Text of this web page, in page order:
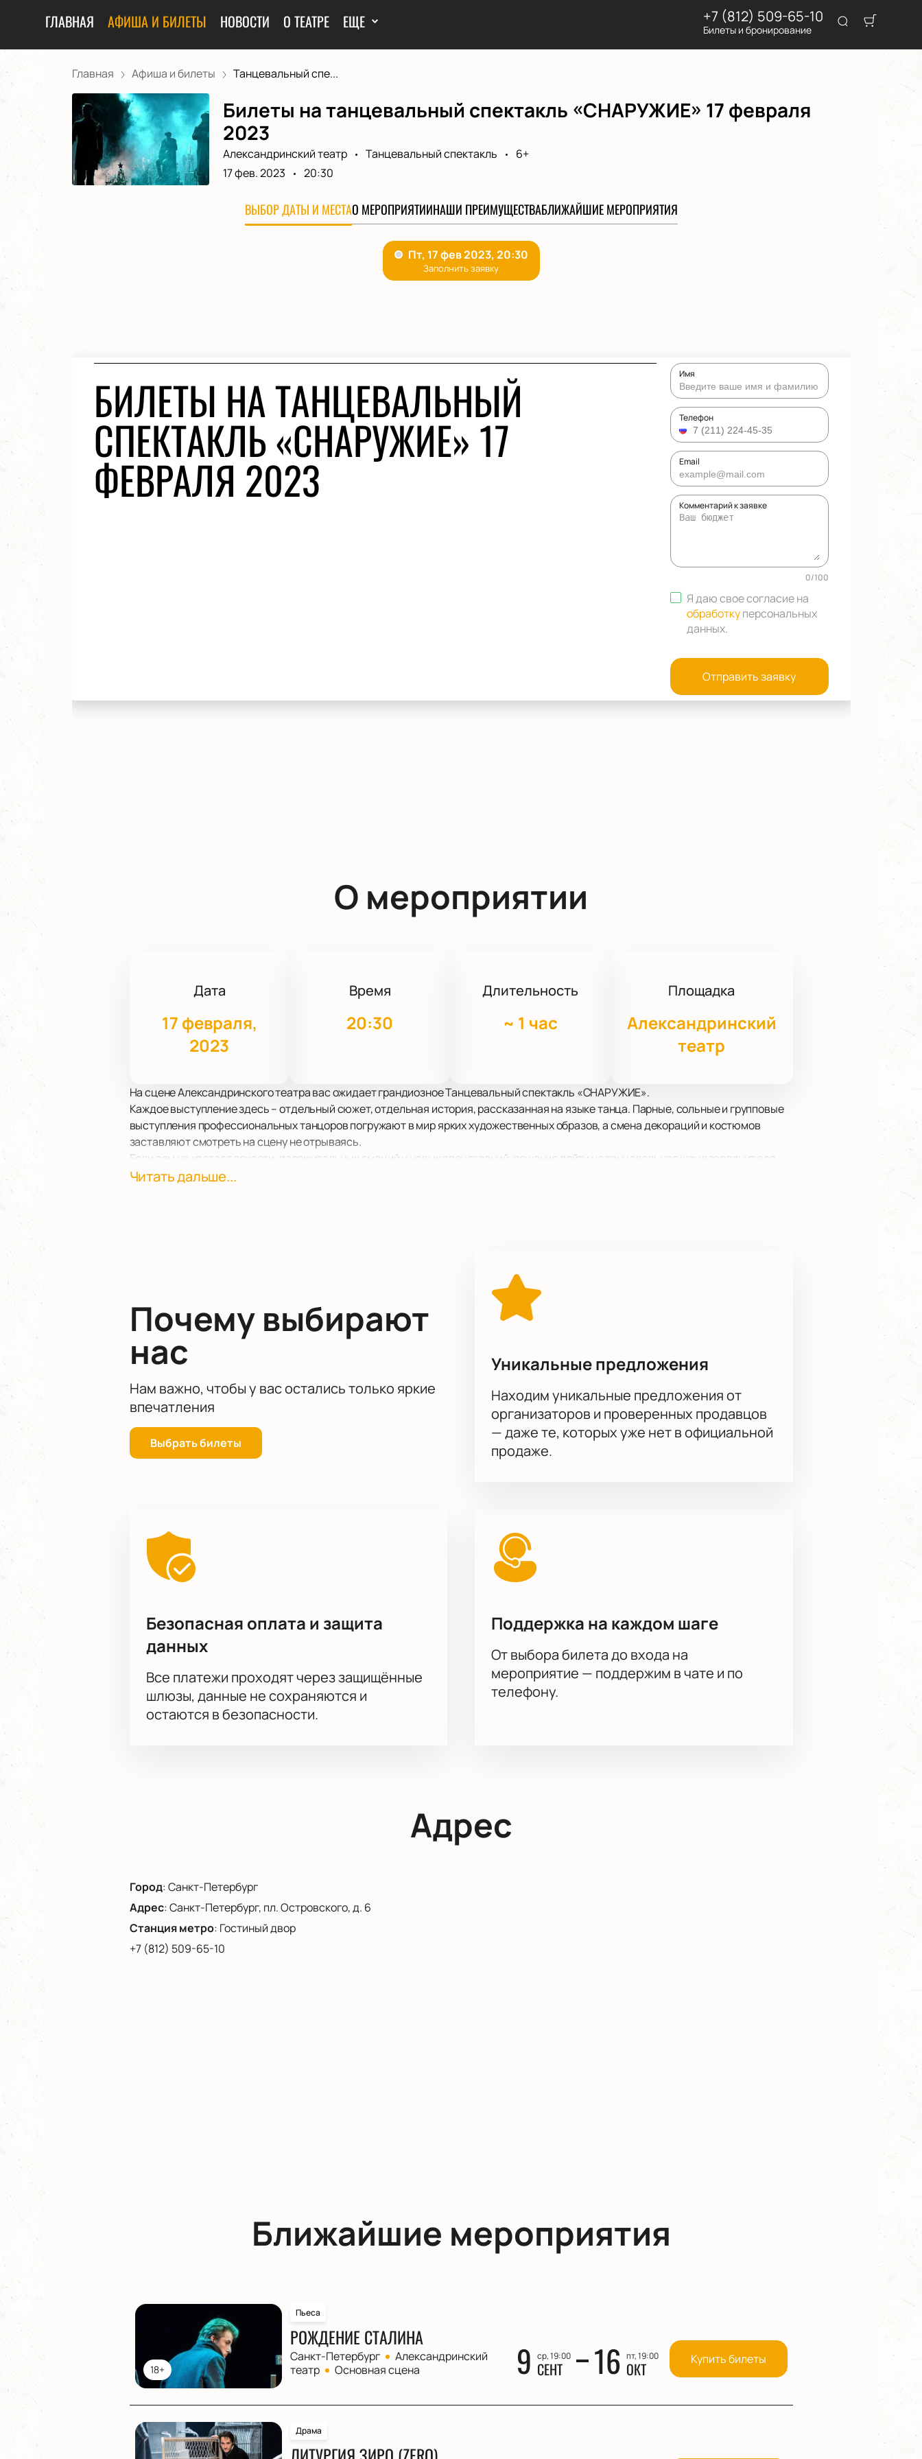
ГЛАВНАЯ АФИША И БИЛЕТЫ НОВОСТИ О ТЕАТРЕ ЕЩЕ +7 (812) 509-65-10
Билеты и бронирование
Главная Афиша и билеты Танцевальный спе...
Билеты на танцевальный спектакль «СНАРУЖИЕ» 17 февраля
2023
Александринский театр Танцевальный спектакль
6+
17 фев. 2023
20:30
ВЫБОР ДАТЫ И МЕСТАО МЕРОПРИЯТИИНАШИ ПРЕИМУЩЕСТВАБЛИЖАЙШИЕ МЕРОПРИЯТИЯ
БИЛЕТЫ НА ТАНЦЕВАЛЬНЫЙ
СПЕКТАКЛЬ «СНАРУЖИЕ» 17
ФЕВРАЛЯ 2023
Имя
Телефон
Email
Комментарий к заявке
0/100
Я даю свое согласие на
обработкуперсональных
данных.
Отправить заявку
О мероприятии
Дата
17 февраля,
2023
Время
20:30
Длительность
~ 1 час
Площадка
Александринский
театр
На сцене Александринского театра вас ожидает грандиозное Танцевальный спектакль «СНАРУЖИЕ».
Каждое выступление здесь – отдельный сюжет, отдельная история, рассказанная на языке танца. Парные, сольные и групповые
выступления профессиональных танцоров погружают в мир ярких художественных образов, а смена декораций и костюмов
заставляют смотреть на сцену не отрываясь.
Если вам не хватает яркости, положительных эмоций и новых впечатлений, решение пойти на танцевальное шоу восполнит все
эти пробелы! Приготовьтесь пританцовывать в ритм, громко аплодировать и даже вскакивать с места!
Читать дальше...
Почему выбирают
нас
Нам важно, чтобы у вас остались только яркие
впечатления
Выбрать билеты
Уникальные предложения
Находим уникальные предложения от
организаторов и проверенных продавцов
— даже те, которых уже нет в официальной
продаже.
Безопасная оплата и защита
данных
Все платежи проходят через защищённые
шлюзы, данные не сохраняются и
остаются в безопасности.
Поддержка на каждом шаге
От выбора билета до входа на
мероприятие — поддержим в чате и по
телефону.
Адрес
Город:Санкт-Петербург
Адрес:Санкт-Петербург, пл. Островского, д. 6
Станция метро: Гостиный двор
+7 (812) 509-65-10
Ближайшие мероприятия
18+
Пьеса
РОЖДЕНИЕ СТАЛИНА
Санкт-Петербург
Александринский
театр
Основная сцена 9 ср, 19:00
СЕНТ 16 пт, 19:00
ОКТ Купить билеты
Драма